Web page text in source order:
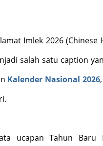
Imlek 2026
salah satu caption
Kalender Nasional 2026
ucapan Tahun Baru